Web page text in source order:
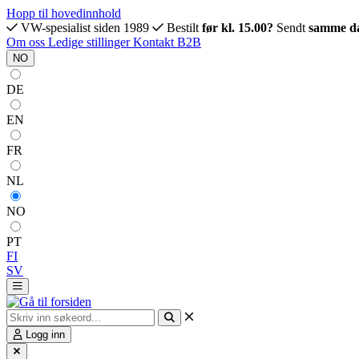
Hopp til hovedinnhold
VW-spesialist siden 1989
Bestilt før kl. 15.00? Sendt samme
Om oss Ledige stillingerKontakt B2B
NO
DE
EN
FR
NL
NO
PT
FI
SV
Logg inn